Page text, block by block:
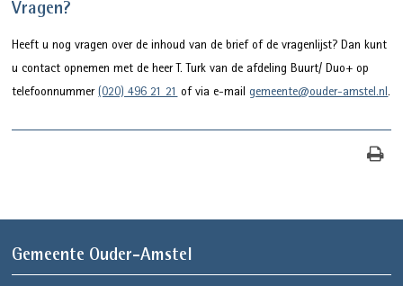
Vragen?
Heeft u nog vragen over de inhoud van de brief of de vragenlijst? Dan kunt
u contact opnemen met de heer T. Turk van de afdeling Buurt/ Duo+ op
telefoonnummer(020) 496 21 21 of via e-mail gemeente@ouder-amstel.nl.
Gemeente Ouder-Amstel